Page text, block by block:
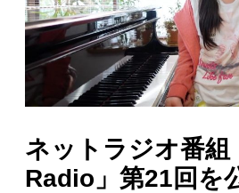
ライブ・スケジュール
作品
ギャラリー
ネットラジオ番組
Radio」第21回を